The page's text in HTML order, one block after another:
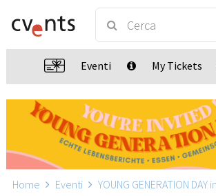
Eventi My Tickets
Home Eventi YOUNG GENERATION DAY in